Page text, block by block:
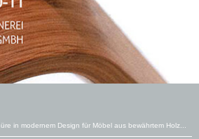
in modernem Design für Möbel aus bewährtem Holz...